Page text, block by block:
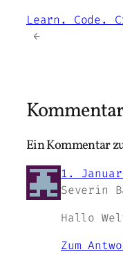
Learn. Code.
→
Ein Kommentar
1.
Severin
Hallo
Zum